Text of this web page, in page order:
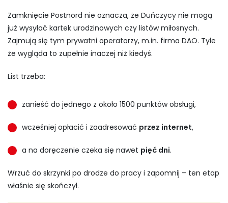
Zamknięcie Postnord nie oznacza, że Duńczycy nie mogą
już wysyłać kartek urodzinowych czy listów miłosnych.
Zajmują się tym prywatni operatorzy, m.in. firma DAO. Tyle
że wygląda to zupełnie inaczej niż kiedyś.
List trzeba:
zanieść do jednego z około 1500 punktów obsługi,
wcześniej opłacić i zaadresować przez internet,
a na doręczenie czeka się nawet pięć dni.
Wrzuć do skrzynki po drodze do pracy i zapomnij – ten etap
właśnie się skończył.